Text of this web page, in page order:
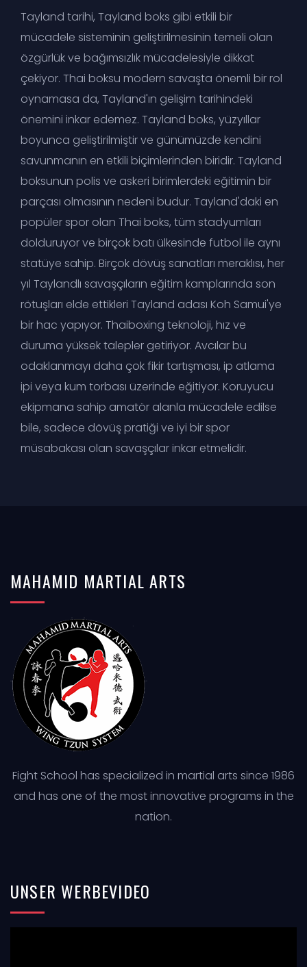
Tayland tarihi, Tayland boks gibi etkili bir
mücadele sisteminin geliştirilmesinin temeli olan
özgürlük ve bağımsızlık mücadelesiyle dikkat
çekiyor. Thai boksu modern savaşta önemli bir rol
oynamasa da, Tayland'ın gelişim tarihindeki
önemini inkar edemez. Tayland boks, yüzyıllar
boyunca geliştirilmiştir ve günümüzde kendini
savunmanın en etkili biçimlerinden biridir. Tayland
boksunun polis ve askeri birimlerdeki eğitimin bir
parçası olmasının nedeni budur. Tayland'daki en
popüler spor olan Thai boks, tüm stadyumları
dolduruyor ve birçok batı ülkesinde futbol ile aynı
statüye sahip. Birçok dövüş sanatları meraklısı, her
yıl Taylandlı savaşçıların eğitim kamplarında son
rötuşları elde ettikleri Tayland adası Koh Samui'ye
bir hac yapıyor. Thaiboxing teknoloji, hız ve
duruma yüksek talepler getiriyor. Avcılar bu
odaklanmayı daha çok fikir tartışması, ip atlama
ipi veya kum torbası üzerinde eğitiyor. Koruyucu
ekipmana sahip amatör alanla mücadele edilse
bile, sadece dövüş pratiği ve iyi bir spor
müsabakası olan savaşçılar inkar etmelidir.
MAHAMID MARTIALARTS
Fight School has specialized in martial arts since 1986
and has one of the most innovative programs in the
nation.
UNSER WERBEVIDEO